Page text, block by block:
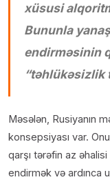
xüsusi
Bununla
endirməsinin
“təhlükəsizlik
Məsələn, Rusiyanın
konsepsiyası var.
qarşı tərəfin az
endirmək və ardınca